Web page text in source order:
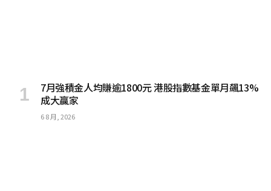
7月強積金人均賺逾1800元 港股指數基金單月飆13%
成大贏家
6 8 月, 2026